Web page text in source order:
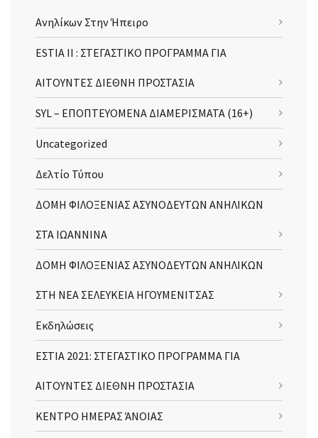
Ανηλίκων Στην Ήπειρο
ESTIA II : ΣΤΕΓΑΣΤΙΚΟ ΠΡΟΓΡΑΜΜΑ ΓΙΑ
ΑΙΤΟΥΝΤΕΣ ΔΙΕΘΝΗ ΠΡΟΣΤΑΣΙΑ
SYL – ΕΠΟΠΤΕΥΟΜΕΝΑ ΔΙΑΜΕΡΙΣΜΑΤΑ (16+)
Uncategorized
Δελτίο Τύπου
ΔΟΜΗ ΦΙΛΟΞΕΝΙΑΣ ΑΣΥΝΟΔΕΥΤΩΝ ΑΝΗΛΙΚΩΝ
ΣΤΑ ΙΩΑΝΝΙΝΑ
ΔΟΜΗ ΦΙΛΟΞΕΝΙΑΣ ΑΣΥΝΟΔΕΥΤΩΝ ΑΝΗΛΙΚΩΝ
ΣΤΗ ΝΕΑ ΣΕΛΕΥΚΕΙΑ ΗΓΟΥΜΕΝΙΤΣΑΣ
Εκδηλώσεις
ΕΣΤΙΑ 2021: ΣΤΕΓΑΣΤΙΚΟ ΠΡΟΓΡΑΜΜΑ ΓΙΑ
ΑΙΤΟΥΝΤΕΣ ΔΙΕΘΝΗ ΠΡΟΣΤΑΣΙΑ
ΚΕΝΤΡΟ ΗΜΕΡΑΣ ΆΝΟΙΑΣ